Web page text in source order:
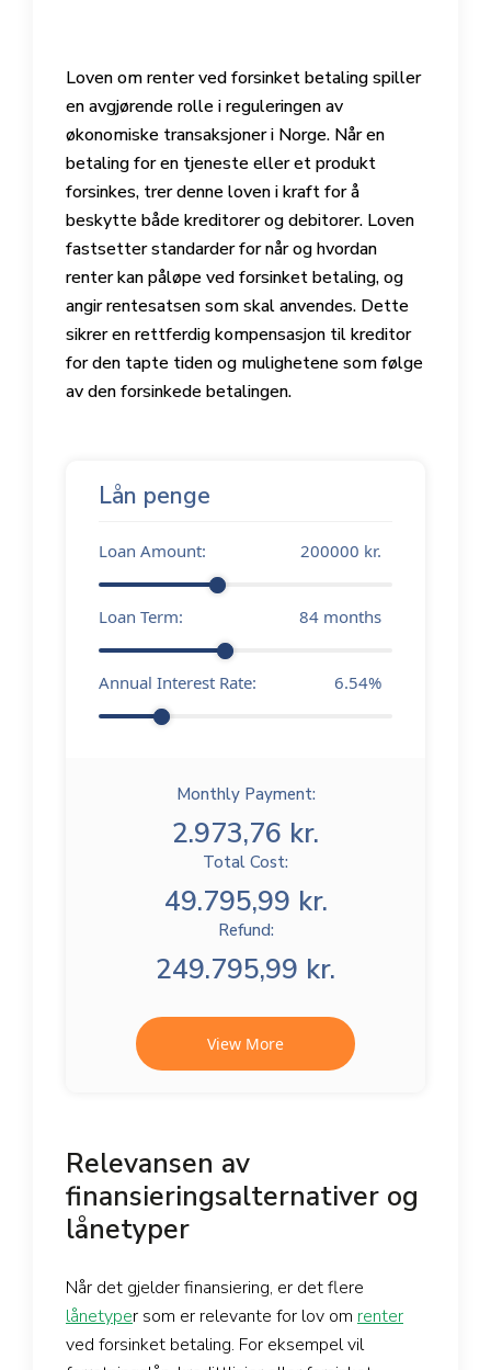
Loven om renter ved forsinket betaling spiller
en avgjørende rolle i reguleringen av
økonomiske transaksjoner i Norge. Når en
betaling for en tjeneste eller et produkt
forsinkes, trer denne loven i kraft for å
beskytte både kreditorer og debitorer. Loven
fastsetter standarder for når og hvordan
renter kan påløpe ved forsinket betaling, og
angir rentesatsen som skal anvendes. Dette
sikrer en rettferdig kompensasjon til kreditor
for den tapte tiden og mulighetene som følge
av den forsinkede betalingen.
Lån penge
Loan Amount: 200000 kr.
Loan Term: 84 months
Annual Interest Rate: 6.54%
Monthly Payment:
2.973,76 kr.
Total Cost:
49.795,99 kr.
Refund:
249.795,99 kr.
View More
Relevansen av
finansieringsalternativer og
lånetyper
Når det gjelder finansiering, er det flere
lånetyper som er relevante for lov om renter
ved forsinket betaling. For eksempel vil